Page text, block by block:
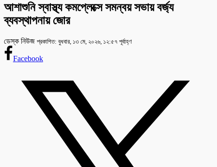
আশাশুনি স্বাস্থ্য কমপ্লেক্সে সমন্বয় সভায় বর্জ্য
ব্যবস্থাপনায় জোর
ডেস্ক নিউজ প্রকাশিত: বুধবার, ১৩ মে, ২০২৬, ১২:৫৭ পূর্বাহ্ণ
Facebook